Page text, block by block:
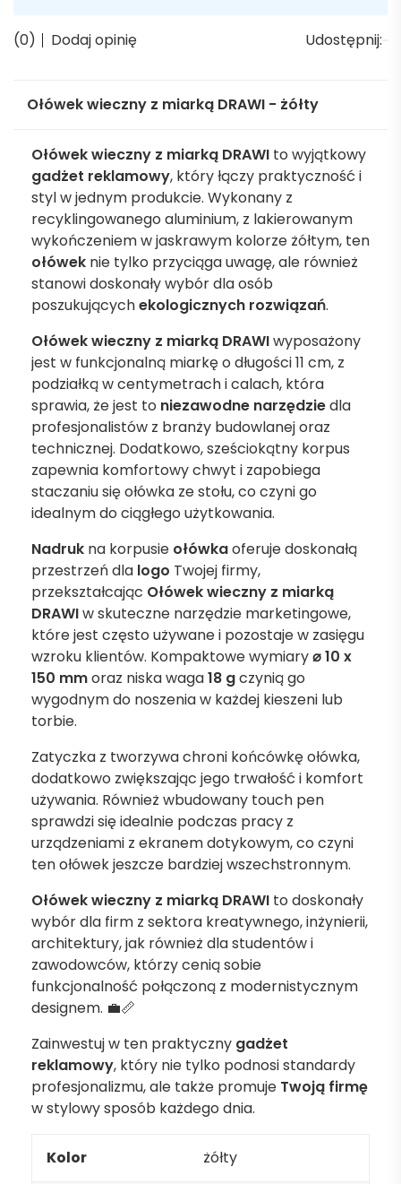
(0) Dodaj opinię Udostępnij:
Ołówek wieczny z miarką DRAWI - żółty
Ołówek wieczny z miarką DRAWI to wyjątkowy
gadżet reklamowy, który łączy praktyczność i
styl w jednym produkcie. Wykonany z
recyklingowanego aluminium, z lakierowanym
wykończeniem w jaskrawym kolorze żółtym, ten
ołówek nie tylko przyciąga uwagę, ale również
stanowi doskonały wybór dla osób
poszukującychekologicznych rozwiązań.
Ołówek wieczny z miarką DRAWIwyposażony
jest w funkcjonalną miarkę o długości 11 cm, z
podziałką w centymetrach i calach, która
sprawia, że jest to niezawodne narzędziedla
profesjonalistów z branży budowlanej oraz
technicznej. Dodatkowo, sześciokątny korpus
zapewnia komfortowy chwyt i zapobiega
staczaniu się ołówka ze stołu, co czyni go
idealnym do ciągłego użytkowania.
Nadruk na korpusie ołówkaoferuje doskonałą
przestrzeń dla logo Twojej firmy,
przekształcając Ołówek wieczny z miarką
DRAWIw skuteczne narzędzie marketingowe,
które jest często używane i pozostaje w zasięgu
wzroku klientów. Kompaktowe wymiary⌀ 10 x
150 mmoraz niska waga18 gczynią go
wygodnym do noszenia w każdej kieszeni lub
torbie.
Zatyczka z tworzywa chroni końcówkę ołówka,
dodatkowo zwiększając jego trwałość i komfort
używania. Również wbudowany touch pen
sprawdzi się idealnie podczas pracy z
urządzeniami z ekranem dotykowym, co czyni
ten ołówek jeszcze bardziej wszechstronnym.
Ołówek wieczny z miarką DRAWI to doskonały
wybór dla firm z sektora kreatywnego, inżynierii,
architektury, jak również dla studentów i
zawodowców, którzy cenią sobie
funkcjonalność połączoną z modernistycznym
designem. 💼📏
Zainwestuj w ten praktyczny gadżet
reklamowy, który nie tylko podnosi standardy
profesjonalizmu, ale także promuje Twoją firmę
w stylowy sposób każdego dnia.
Kolor żółty